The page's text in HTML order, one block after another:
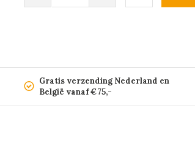
Gratis verzending Nederland en
België vanaf €75,-